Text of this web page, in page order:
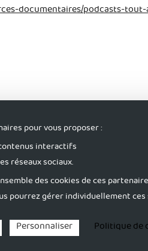
documentaires/podcasts-tout-
S'informer Trouver du
confidentialité
pour vous proposer :
interactifs
réseaux sociaux.
des cookies de ces
pourrez gérer individuellement
Personnaliser Politique